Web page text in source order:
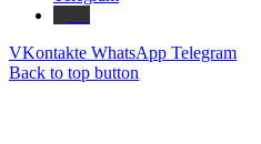
VKontakte WhatsApp Telegram
Back to top button